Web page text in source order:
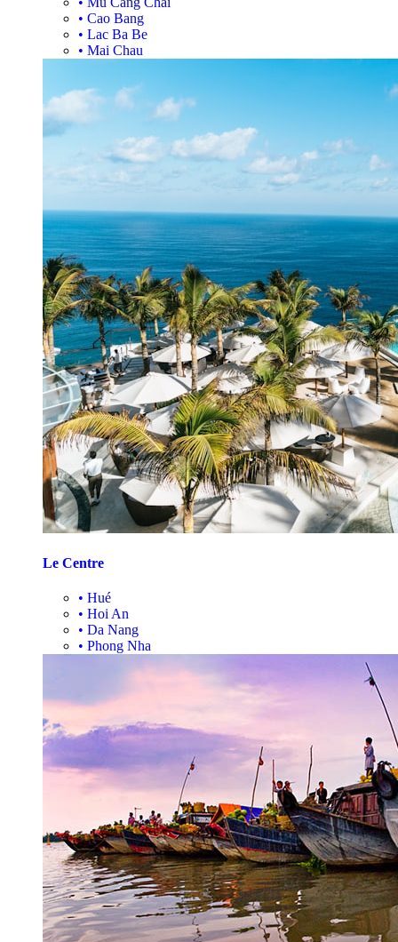
• Cao Bang
• Lac Ba Be
• Mai Chau
Le Centre
• Hué
• Hoi An
• Da Nang
• Phong Nha